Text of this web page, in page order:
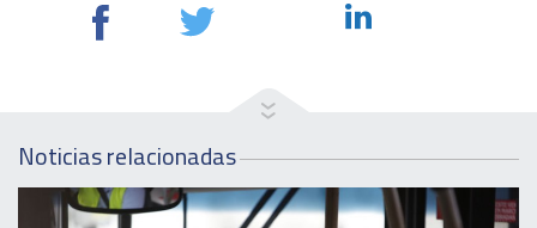
Noticias relacionadas